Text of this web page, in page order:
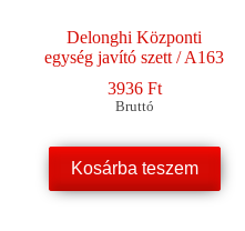
Delonghi Központi
egység javító szett / A163
3936 Ft
Bruttó
Kosárba teszem